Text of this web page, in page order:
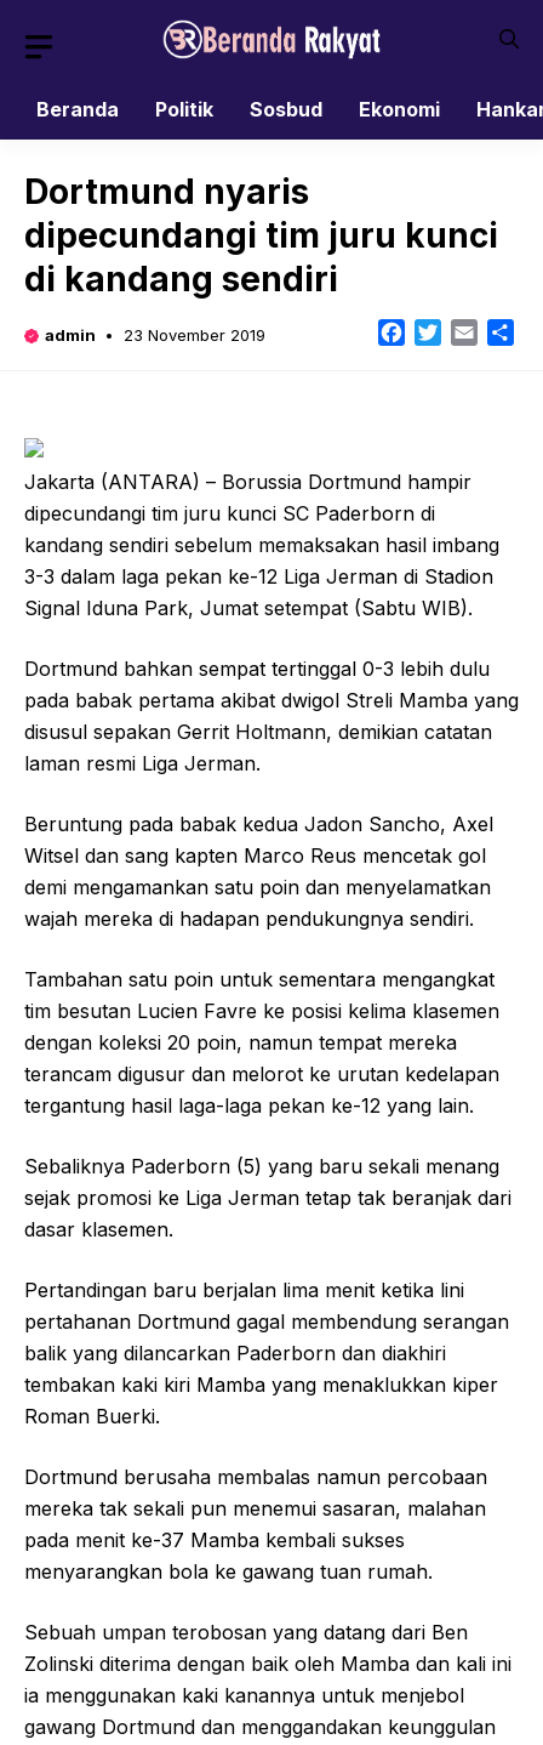
Beranda
Politik Sosbud Ekonomi
Dortmund nyaris
dipecundangi tim juru kunci
di kandang sendiri
admin 23 November 2019 Facebook
TwitterEmail
Jakarta (ANTARA) – Borussia Dortmund hampir
dipecundangi tim juru kunci SC Paderborn di
kandang sendiri sebelum memaksakan hasil imbang
3-3 dalam laga pekan ke-12 Liga Jerman di Stadion
Signal Iduna Park, Jumat setempat (Sabtu WIB).
Dortmund bahkan sempat tertinggal 0-3 lebih dulu
pada babak pertama akibat dwigol Streli Mamba yang
disusul sepakan Gerrit Holtmann, demikian catatan
laman resmi Liga Jerman.
Beruntung pada babak kedua Jadon Sancho, Axel
Witsel dan sang kapten Marco Reus mencetak gol
demi mengamankan satu poin dan menyelamatkan
wajah mereka di hadapan pendukungnya sendiri.
Tambahan satu poin untuk sementara mengangkat
tim besutan Lucien Favre ke posisi kelima klasemen
dengan koleksi 20 poin, namun tempat mereka
terancam digusur dan melorot ke urutan kedelapan
tergantung hasil laga-laga pekan ke-12 yang lain.
Sebaliknya Paderborn (5) yang baru sekali menang
sejak promosi ke Liga Jerman tetap tak beranjak dari
dasar klasemen.
Pertandingan baru berjalan lima menit ketika lini
pertahanan Dortmund gagal membendung serangan
balik yang dilancarkan Paderborn dan diakhiri
tembakan kaki kiri Mamba yang menaklukkan kiper
Roman Buerki.
Dortmund berusaha membalas namun percobaan
mereka tak sekali pun menemui sasaran, malahan
pada menit ke-37 Mamba kembali sukses
menyarangkan bola ke gawang tuan rumah.
Sebuah umpan terobosan yang datang dari Ben
Zolinski diterima dengan baik oleh Mamba dan kali ini
ia menggunakan kaki kanannya untuk menjebol
gawang Dortmund dan menggandakan keunggulan